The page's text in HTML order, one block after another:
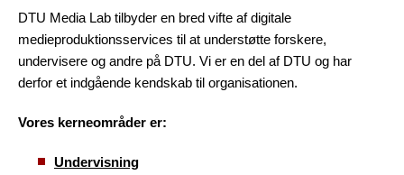
DTU Media Lab tilbyder en bred vifte af digitale
medieproduktionsservices til at understøtte forskere,
undervisere og andre på DTU. Vi er en del af DTU og har
derfor et indgående kendskab til organisationen.
Vores kerneområder er:
Undervisning